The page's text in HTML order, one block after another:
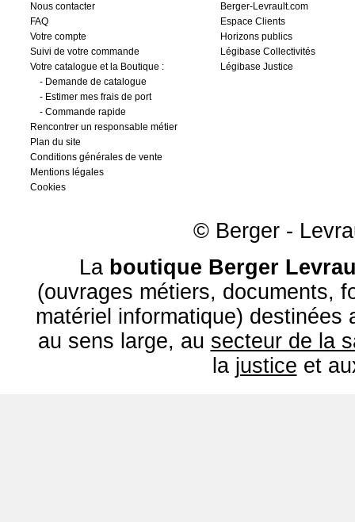
Nous contacter
FAQ
Votre compte
Suivi de votre commande
Votre catalogue et la Boutique :
- Demande de catalogue
- Estimer mes frais de port
- Commande rapide
Rencontrer un responsable métier
Plan du site
Conditions générales de vente
Mentions légales
Cookies
Berger-Levrault.com
Espace Clients
Horizons publics
Légibase Collectivités
Légibase Justice
© Berger -
La boutique Berger
(ouvrages métiers, documents,
matériel informatique) destinées
au sens large, au secteur de la
la justice et